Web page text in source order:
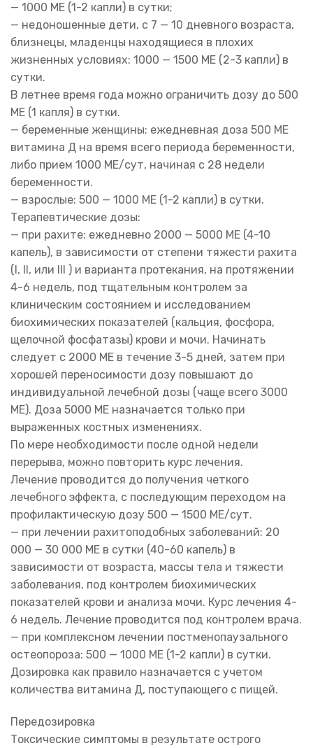
— 1000 ME (1-2 капли) в сутки;
— недоношенные дети, с 7 — 10 дневного возраста,
близнецы, младенцы находящиеся в плохих
жизненных условиях: 1000 — 1500 ME (2-3 капли) в
сутки.
В летнее время года можно ограничить дозу до 500
ME (1 капля) в сутки.
— беременные женщины: ежедневная доза 500 ME
витамина Д на время всего периода беременности,
либо прием 1000 МЕ/сут, начиная с 28 недели
беременности.
— взрослые: 500 — 1000 ME (1-2 капли) в сутки.
Терапевтические дозы:
— при рахите: ежедневно 2000 — 5000 ME (4-10
капель), в зависимости от степени тяжести рахита
(I, II, или III ) и варианта протекания, на протяжении
4-6 недель, под тщательным контролем за
клиническим состоянием и исследованием
биохимических показателей (кальция, фосфора,
щелочной фосфатазы) крови и мочи. Начинать
следует с 2000 ME в течение 3-5 дней, затем при
хорошей переносимости дозу повышают до
индивидуальной лечебной дозы (чаще всего 3000
ME). Доза 5000 ME назначается только при
выраженных костных изменениях.
По мере необходимости после одной недели
перерыва, можно повторить курс лечения.
Лечение проводится до получения четкого
лечебного эффекта, с последующим переходом на
профилактическую дозу 500 — 1500 МЕ/сут.
— при лечении рахитоподобных заболеваний: 20
000 — 30 000 ME в сутки (40-60 капель) в
зависимости от возраста, массы тела и тяжести
заболевания, под контролем биохимических
показателей крови и анализа мочи. Курс лечения 4-
6 недель. Лечение проводится под контролем врача.
— при комплексном лечении постменопаузального
остеопороза: 500 — 1000 ME (1-2 капли) в сутки.
Дозировка как правило назначается с учетом
количества витамина Д, поступающего с пищей.
Передозировка
Токсические симптомы в результате острого